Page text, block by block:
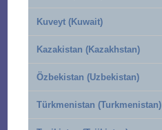
Kuveyt (Kuwait)
Kazakistan (Kazakhstan)
Özbekistan (Uzbekistan)
Türkmenistan (Turkmenistan)